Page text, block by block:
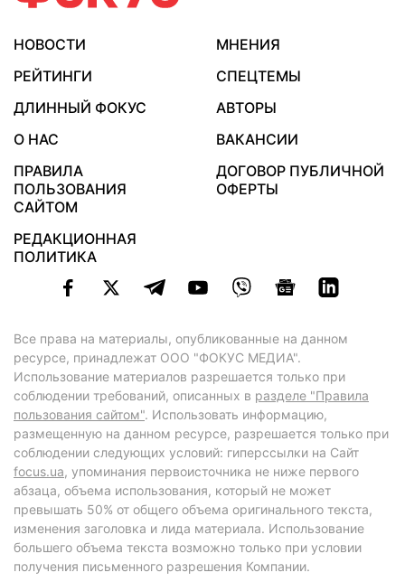
НОВОСТИ
МНЕНИЯ
РЕЙТИНГИ
СПЕЦТЕМЫ
ДЛИННЫЙ ФОКУС
АВТОРЫ
О НАС
ВАКАНСИИ
ПРАВИЛА
ПОЛЬЗОВАНИЯ
САЙТОМ
ДОГОВОР ПУБЛИЧНОЙ
ОФЕРТЫ
РЕДАКЦИОННАЯ
ПОЛИТИКА
Все права на материалы, опубликованные на данном
ресурсе, принадлежат ООО "ФОКУС МЕДИА".
Использование материалов разрешается только при
соблюдении требований, описанных в разделе "Правила
пользования сайтом". Использовать информацию,
размещенную на данном ресурсе, разрешается только при
соблюдении следующих условий: гиперссылки на Сайт
focus.ua, упоминания первоисточника не ниже первого
абзаца, объема использования, который не может
превышать 50% от общего объема оригинального текста,
изменения заголовка и лида материала. Использование
большего объема текста возможно только при условии
получения письменного разрешения Компании.